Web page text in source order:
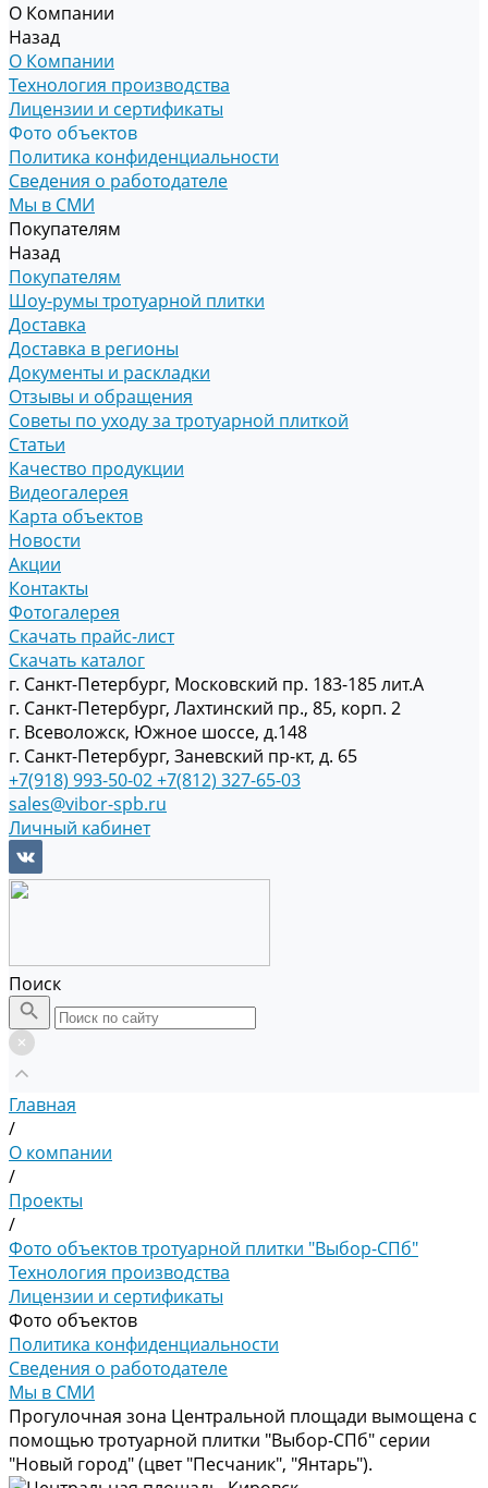
О Компании
Назад
О Компании
Технология производства
Лицензии и сертификаты
Фото объектов
Политика конфиденциальности
Сведения о работодателе
Мы в СМИ
Покупателям
Назад
Покупателям
Шоу-румы тротуарной плитки
Доставка
Доставка в регионы
Документы и раскладки
Отзывы и обращения
Советы по уходу за тротуарной плиткой
Статьи
Качество продукции
Видеогалерея
Карта объектов
Новости
Акции
Контакты
Фотогалерея
Скачать прайс-лист
Скачать каталог
г. Санкт-Петербург, Московский пр. 183-185 лит.А
г. Санкт-Петербург, Лахтинский пр., 85, корп. 2
г. Всеволожск, Южное шоссе, д.148
г. Санкт-Петербург, Заневский пр-кт, д. 65
+7(918) 993-50-02+7(812) 327-65-03
sales@vibor-spb.ru
Личный кабинет
Поиск
Главная
/
О компании
/
Проекты
/
Фото объектов тротуарной плитки "Выбор-СПб"
Технология производства
Лицензии и сертификаты
Фото объектов
Политика конфиденциальности
Сведения о работодателе
Мы в СМИ
Прогулочная зона Центральной площади вымощена с
помощью тротуарной плитки "Выбор-СПб" серии
"Новый город" (цвет "Песчаник", "Янтарь").